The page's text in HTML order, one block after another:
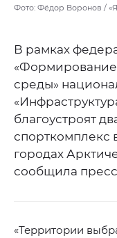
Фото: Фёдор Воронов /
В рамках
среды»
благоустроят
спорткомплекс
городах
сообщила
«Территории